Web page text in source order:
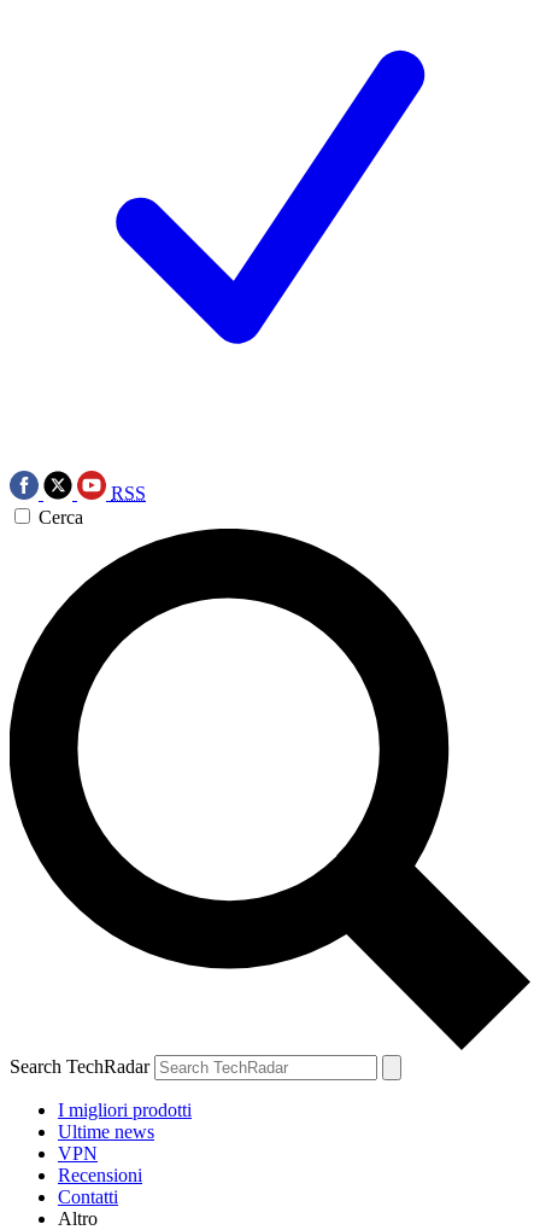
RSS
Cerca
Search TechRadar
I migliori prodotti
Ultime news
VPN
Recensioni
Contatti
Altro